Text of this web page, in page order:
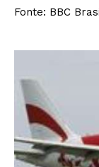
Fonte: BBC